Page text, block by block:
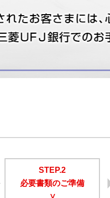
STEP.2
必要書類のご準備
∨